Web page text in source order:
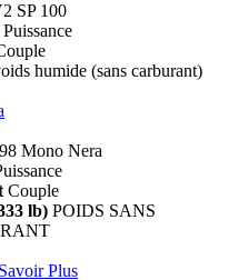
SP 100
Puissance
humide (sans carburant)
Mono Nera
Couple
lb) POIDS SANS
Plus